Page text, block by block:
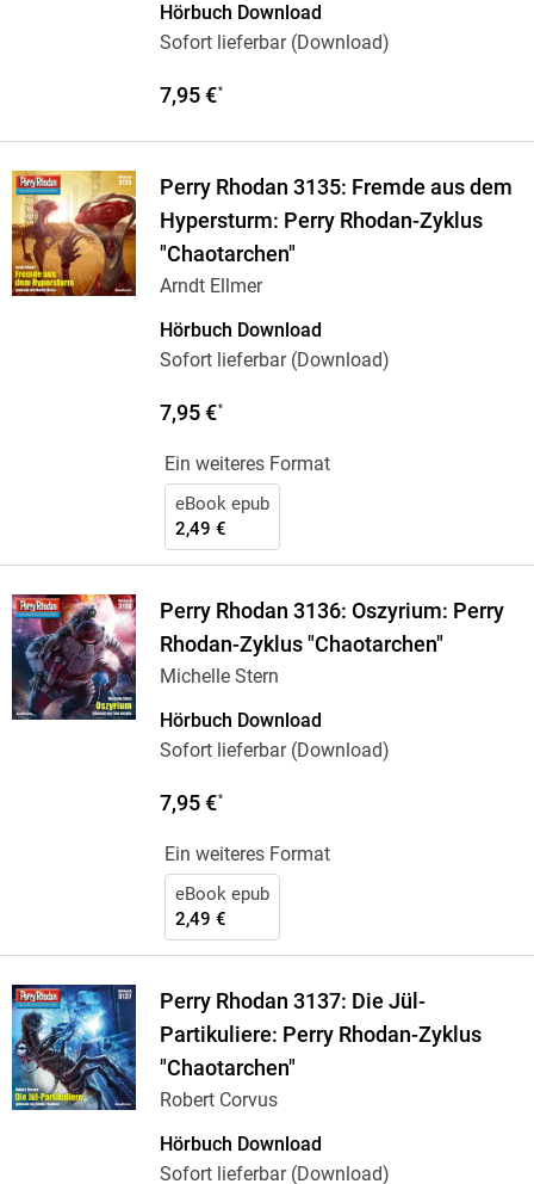
Hörbuch Download
Sofort lieferbar (Download)
7,95 €*
Perry Rhodan 3135: Fremde aus dem
Hypersturm: Perry Rhodan-Zyklus
"Chaotarchen"
Arndt Ellmer
Hörbuch Download
Sofort lieferbar (Download)
7,95 €*
Ein weiteres Format
eBook epub
2,49 €
Perry Rhodan 3136: Oszyrium: Perry
Rhodan-Zyklus "Chaotarchen"
Michelle Stern
Hörbuch Download
Sofort lieferbar (Download)
7,95 €*
Ein weiteres Format
eBook epub
2,49 €
Perry Rhodan 3137: Die Jül-
Partikuliere: Perry Rhodan-Zyklus
"Chaotarchen"
Robert Corvus
Hörbuch Download
Sofort lieferbar (Download)